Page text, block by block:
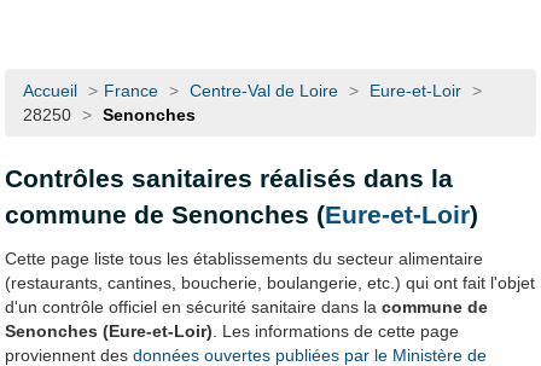
Accueil > France > Centre-Val de Loire > Eure-et-Loir >
28250 > Senonches
Contrôles sanitaires réalisés dans la
commune de Senonches (Eure-et-Loir)
Cette page liste tous les établissements du secteur alimentaire
(restaurants, cantines, boucherie, boulangerie, etc.) qui ont fait l'objet
d'un contrôle officiel en sécurité sanitaire dans lacommune de
Senonches (Eure-et-Loir) . Les informations de cette page
proviennent desdonnées ouvertes publiées par le Ministère de